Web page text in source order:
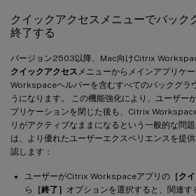
クイックアクセスメニューでバック
終了する
バージョン2503以降、Mac向けCitrix
クイックアクセス メニューからメインアプリケ
Workspaceヘルパーを含むすべてのバックグラ
うになります。 この機能強化により、ユーザー
プリケーションを閉じた後も、Citrix
リがアクティブなままになるという一般的な問
は、より優れたユーザーエクスペリエンスを提
認します：
ユーザーがCitrix Workspaceアプリの ［ク
ら
［終了］ オプションを選択すると、関連